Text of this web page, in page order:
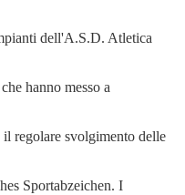
dell'A.S.D. Atletica
hanno messo a
il regolare svolgimento delle
Sportabzeichen. I